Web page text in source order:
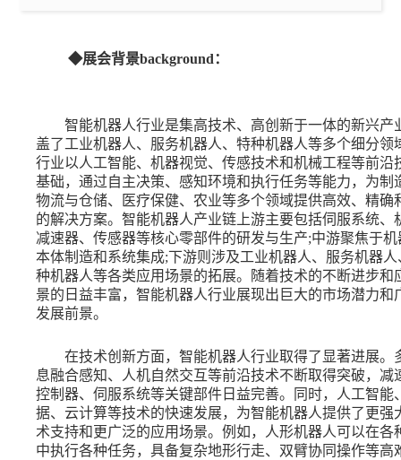
◆展会背景
智能机器人行业是集高技术、高创新于一体的新兴产
盖了工业机器人、服务机器人、特种机器人等多个细分领
行业以人工智能、机器视觉、传感技术和机械工程等前沿
基础，通过自主决策、感知环境和执行任务等能力，为制
物流与仓储、医疗保健、农业等多个领域提供高效、精确
的解决方案。智能机器人产业链上游主要包括伺服系统、
减速器、传感器等核心零部件的研发与生产;中游聚焦于机
本体制造和系统集成;下游则涉及工业机器人、服务机器人
种机器人等各类应用场景的拓展。随着技术的不断进步和
景的日益丰富，智能机器人行业展现出巨大的市场潜力和
发展前景。
在技术创新方面，智能机器人行业取得了显著进展。
息融合感知、人机自然交互等前沿技术不断取得突破，减
控制器、伺服系统等关键部件日益完善。同时，人工智能
据、云计算等技术的快速发展，为智能机器人提供了更强
术支持和更广泛的应用场景。例如，人形机器人可以在各
中执行各种任务，具备复杂地形行走、双臂协同操作等高